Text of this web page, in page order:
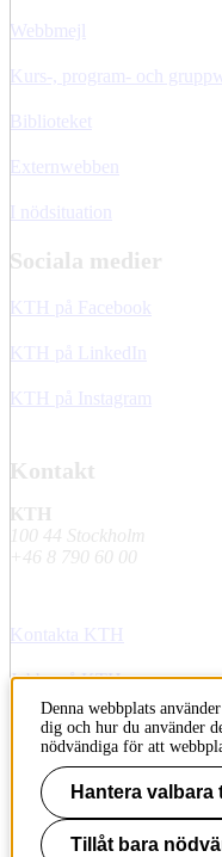
Webbmejl
Kurs-, program- och
Biblioteket
Externwebben
I nödsituation
Sociala medier
KTH på Facebook
KTH på LinkedIn
KTH på Instagram
Kontakt
KTH
100 44 Stockholm
+46 8 790 60 00
Kontakta KTH
Jobba på KTH
Press och media
Faktura och betalning KTH
Om KTH:s webbplatser
Denna webbplats
dig och hur du använder
nödvändiga för att
Hantera valbara
Tillåt bara